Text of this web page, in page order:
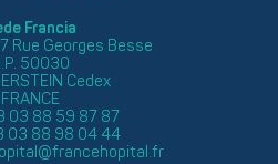
Francia
Rue Georges Besse
50030
Cedex
FRANCE
03 88 59 87 87
03 88 98 04 44